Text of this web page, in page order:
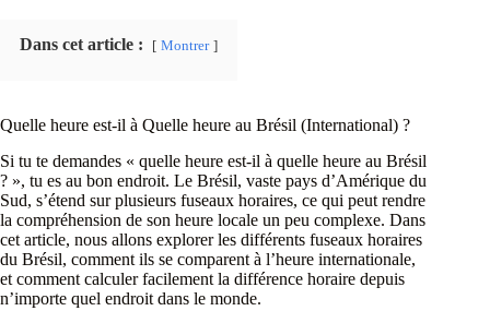
Dans cet article : Montrer
Quelle heure est-il à Quelle heure au Brésil (International) ?
Si tu te demandes « quelle heure est-il à quelle heure au Brésil
? », tu es au bon endroit. Le Brésil, vaste pays d’Amérique du
Sud, s’étend sur plusieurs fuseaux horaires, ce qui peut rendre
la compréhension de son heure locale un peu complexe. Dans
cet article, nous allons explorer les différents fuseaux horaires
du Brésil, comment ils se comparent à l’heure internationale,
et comment calculer facilement la différence horaire depuis
n’importe quel endroit dans le monde.